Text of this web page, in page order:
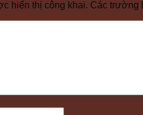
hiển thị công khai. Các trường